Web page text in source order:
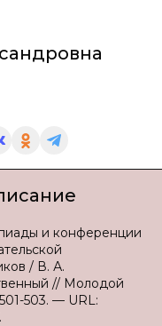
и конференции
/ В. А.
// Молодой
503. — URL: